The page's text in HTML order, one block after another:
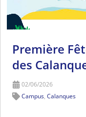
Première
des
02/06/2026
Campus,Calanques